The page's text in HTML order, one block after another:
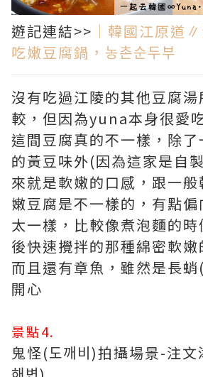
遊記連結>> ｜韓國江原道
吃嫩豆腐鍋，농촌순두부
沒有吃過江陵的其他豆腐
較，但因為yuna本身很愛
這間豆腐真的不一樣，除
的黃豆味外(因為這家是自
來就是軟嫩的口感，跟一
嫩豆腐是不一樣的，有點
太一樣，比較像煮泡麵的
後快速攪拌的那種綿密軟
而且還有章魚，雖然是長
開心
景點4.
鬼怪(도깨비)拍攝場景-注文